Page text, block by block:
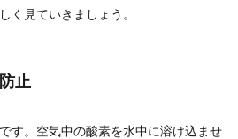
く見ていきましょう。
止
す。空気中の酸素を水中に溶け込ませ